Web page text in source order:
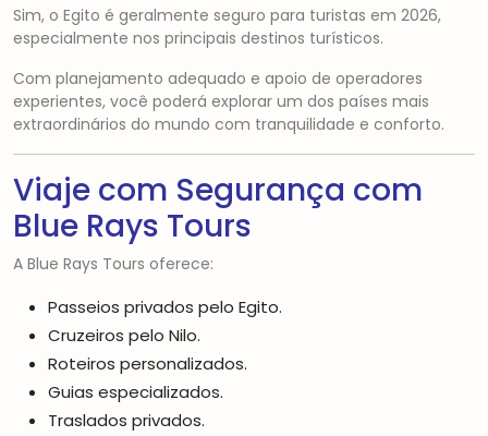
Sim, o Egito é geralmente seguro para turistas em 2026,
especialmente nos principais destinos turísticos.
Com planejamento adequado e apoio de operadores
experientes, você poderá explorar um dos países mais
extraordinários do mundo com tranquilidade e conforto.
Viaje com Segurança com
Blue Rays Tours
A Blue Rays Tours oferece:
Passeios privados pelo Egito.
Cruzeiros pelo Nilo.
Roteiros personalizados.
Guias especializados.
Traslados privados.